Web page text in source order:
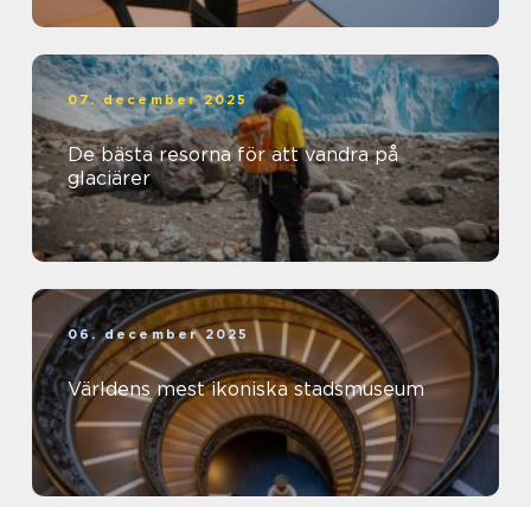
07. december 2025
De bästa resorna för att vandra på
glaciärer
06. december 2025
Världens mest ikoniska stadsmuseum